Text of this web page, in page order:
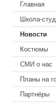
Главная
Школа-
Новости
Костюмы
СМИ о нас
Планы на
Партнёры